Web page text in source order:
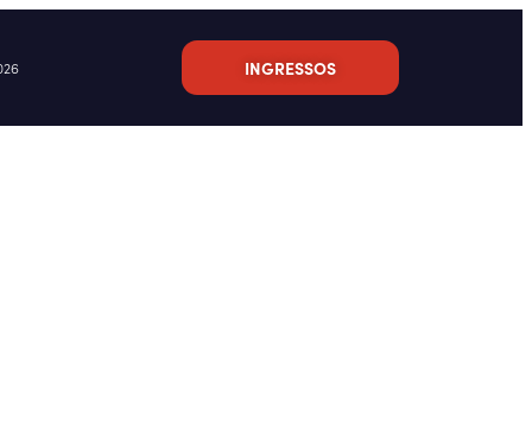
INGRESSOS